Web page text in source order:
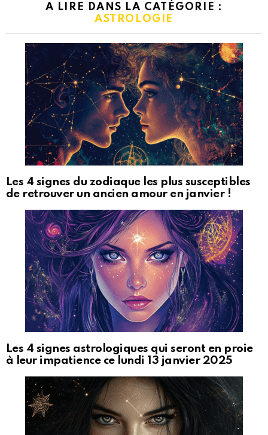
A LIRE DANS LA CATÉGORIE :
ASTROLOGIE
Les 4 signes du zodiaque les plus susceptibles
de retrouver un ancien amour en janvier !
Les 4 signes astrologiques qui seront en proie
à leur impatience ce lundi 13 janvier 2025